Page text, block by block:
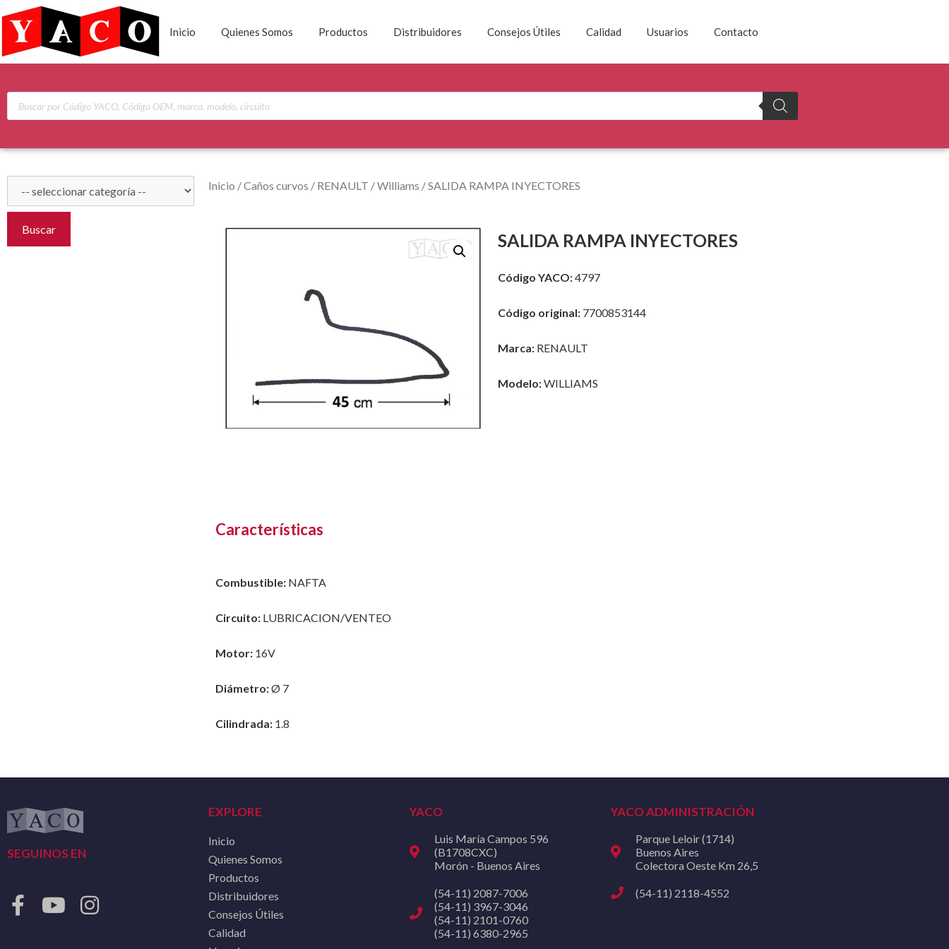
Inicio Quienes Somos Productos Distribuidores Consejos Útiles Calidad Usuarios Contacto
Buscar
Inicio /Caños curvos / RENAULT /Williams / SALIDA RAMPA INYECTORES
SALIDA RAMPA INYECTORES
Código YACO:4797
Código original:7700853144
Marca:RENAULT
Modelo:WILLIAMS
Características
Combustible: NAFTA
Circuito: LUBRICACION/VENTEO
Motor: 16V
Diámetro:Ø 7
Cilindrada: 1.8
SEGUINOS EN
EXPLORE
Inicio
Quienes Somos
Productos
Distribuidores
Consejos Útiles
Calidad
YACO
Luis María Campos 596
(B1708CXC)
Morón - Buenos Aires
(54-11) 2087-7006
(54-11) 3967-3046
(54-11) 2101-0760
(54-11) 6380-2965
YACO ADMINISTRACIÓN
Parque Leloir (1714)
Buenos Aires
Colectora Oeste Km 26,5
(54-11) 2118-4552